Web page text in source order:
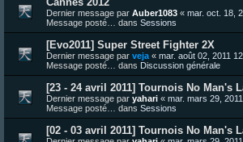
Dernier message par Auber1083 « mar. oct. 18,
Message posté… dans Sessions
[Evo2011] Super Street Fighter 2X
Dernier message par veja « mar. août 02, 2011
Message posté… dans Discussion générale
[23 - 24 avril 2011] Tournois No Man's
Dernier message par yahari « mar. mars 29,
Message posté… dans Sessions
[02 - 03 avril 2011] Tournois No Man's